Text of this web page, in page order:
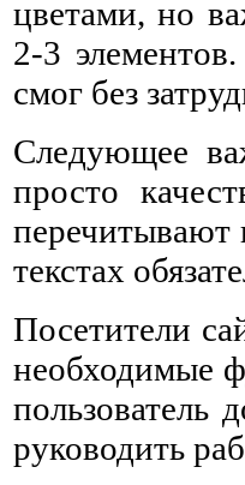
цветами, но
2-3
смог без
Следующее
просто
перечитывают
текстах
Посетители
необходимые
руководить